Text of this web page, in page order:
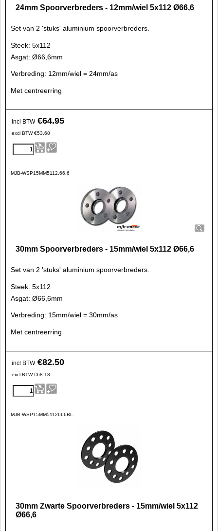
24mm Spoorverbreders - 12mm/wiel 5x112 Ø66,6
Set van 2 'stuks' aluminium spoorverbreders.
Steek: 5x112
Asgat: Ø66,6mm
Verbreding: 12mm/wiel = 24mm/as
Met centreerring
incl BTW €64.95
excl BTW €53.68
MJB-WSP15MM5112.66.6
30mm Spoorverbreders - 15mm/wiel 5x112 Ø66,6
Set van 2 'stuks' aluminium spoorverbreders.
Steek: 5x112
Asgat: Ø66,6mm
Verbreding: 15mm/wiel = 30mm/as
Met centreerring
incl BTW €82.50
excl BTW €68.18
MJB-WSP15MM5112666BL
30mm Zwarte Spoorverbreders - 15mm/wiel 5x112
Ø66,6